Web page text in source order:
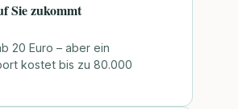
Sie zukommt
20 Euro – aber ein
kostet bis zu 80.000